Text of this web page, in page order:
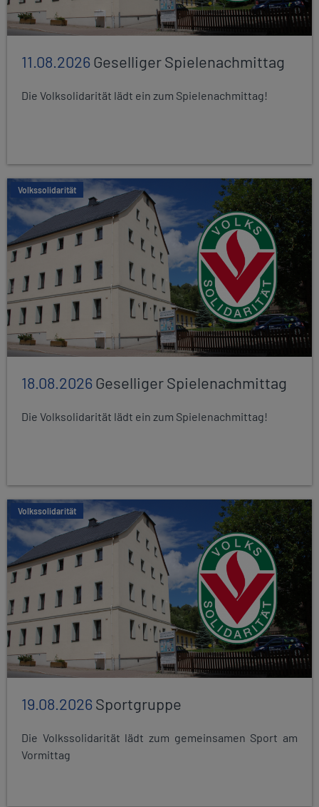
11.08.2026Geselliger Spielenachmittag
Die Volksolidarität lädt ein zum Spielenachmittag!
Volkssolidarität
18.08.2026Geselliger Spielenachmittag
Die Volksolidarität lädt ein zum Spielenachmittag!
Volkssolidarität
19.08.2026Sportgruppe
Die Volkssolidarität lädt zum gemeinsamen Sport am
Vormittag